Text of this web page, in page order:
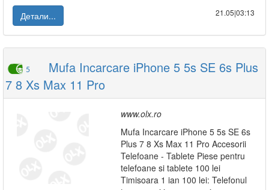
Детали...
21.05|03:13
5
Mufa Incarcare iPhone 5 5s SE 6s Plus
7 8 Xs Max 11 Pro
www.olx.ro
Mufa Incarcare iPhone 5 5s SE 6s
Plus 7 8 Xs Max 11 Pro Accesorii
Telefoane - Tablete Piese pentru
telefoane si tablete 100 lei
Timisoara 1 ian 100 lei: Telefonul